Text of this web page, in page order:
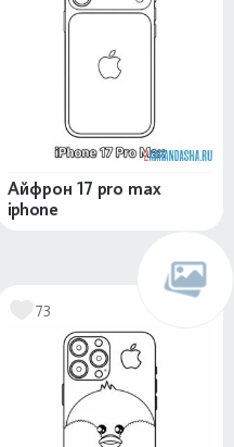
Айфрон 17 pro max
iphone
73